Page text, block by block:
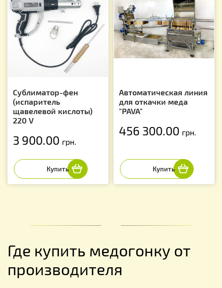
Сублиматор-фен
(испаритель
щавелевой кислоты)
220 V
3 900.00 грн.
Автоматическая линия
для откачки меда
"PAVA"
456 300.00 грн.
Где купить медогонку от
производителя